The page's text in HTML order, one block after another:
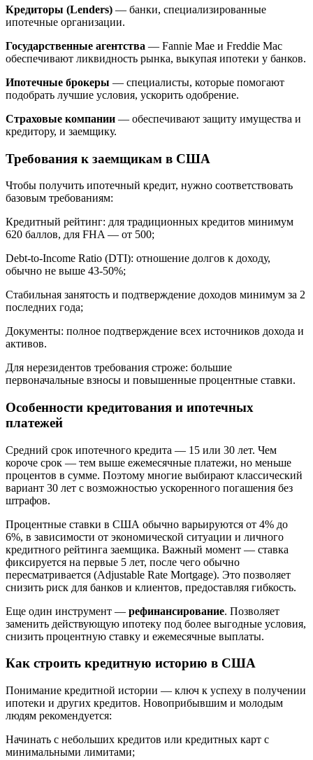
Кредиторы (Lenders) — банки, специализированные
ипотечные организации.
Государственные агентства — Fannie Mae и Freddie Mac
обеспечивают ликвидность рынка, выкупая ипотеки у банков.
Ипотечные брокеры — специалисты, которые помогают
подобрать лучшие условия, ускорить одобрение.
Страховые компании — обеспечивают защиту имущества и
кредитору, и заемщику.
Требования к заемщикам в США
Чтобы получить ипотечный кредит, нужно соответствовать
базовым требованиям:
Кредитный рейтинг: для традиционных кредитов минимум
620 баллов, для FHA — от 500;
Debt-to-Income Ratio (DTI): отношение долгов к доходу,
обычно не выше 43-50%;
Стабильная занятость и подтверждение доходов минимум за 2
последних года;
Документы: полное подтверждение всех источников дохода и
активов.
Для нерезидентов требования строже: большие
первоначальные взносы и повышенные процентные ставки.
Особенности кредитования и ипотечных
платежей
Средний срок ипотечного кредита — 15 или 30 лет. Чем
короче срок — тем выше ежемесячные платежи, но меньше
процентов в сумме. Поэтому многие выбирают классический
вариант 30 лет с возможностью ускоренного погашения без
штрафов.
Процентные ставки в США обычно варьируются от 4% до
6%, в зависимости от экономической ситуации и личного
кредитного рейтинга заемщика. Важный момент — ставка
фиксируется на первые 5 лет, после чего обычно
пересматривается (Adjustable Rate Mortgage). Это позволяет
снизить риск для банков и клиентов, предоставляя гибкость.
Еще один инструмент — рефинансирование. Позволяет
заменить действующую ипотеку под более выгодные условия,
снизить процентную ставку и ежемесячные выплаты.
Как строить кредитную историю в США
Понимание кредитной истории — ключ к успеху в получении
ипотеки и других кредитов. Новоприбывшим и молодым
людям рекомендуется:
Начинать с небольших кредитов или кредитных карт с
минимальными лимитами;